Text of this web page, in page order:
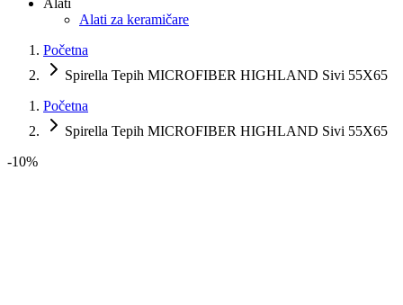
Alati
Alati za keramičare
Početna
Spirella Tepih MICROFIBER HIGHLAND Sivi 55X65
Početna
Spirella Tepih MICROFIBER HIGHLAND Sivi 55X65
-10%